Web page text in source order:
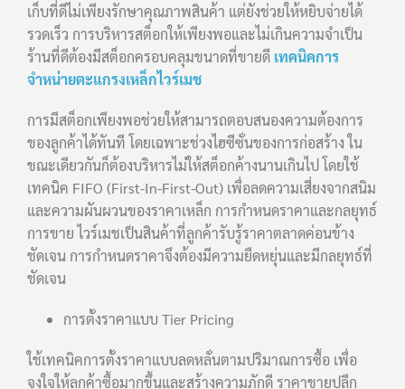
เก็บที่ดีไม่เพียงรักษาคุณภาพสินค้า แต่ยังช่วยให้หยิบจ่ายได้
รวดเร็ว การบริหารสต็อกให้เพียงพอและไม่เกินความจำเป็น
ร้านที่ดีต้องมีสต็อกครอบคลุมขนาดที่ขายดี เทคนิคการ
จำหน่ายตะแกรงเหล็กไวร์เมช
การมีสต็อกเพียงพอช่วยให้สามารถตอบสนองความต้องการ
ของลูกค้าได้ทันที โดยเฉพาะช่วงไฮซีซั่นของการก่อสร้าง ใน
ขณะเดียวกันก็ต้องบริหารไม่ให้สต็อกค้างนานเกินไป โดยใช้
เทคนิค FIFO (First-In-First-Out) เพื่อลดความเสี่ยงจากสนิม
และความผันผวนของราคาเหล็ก การกำหนดราคาและกลยุทธ์
การขาย ไวร์เมชเป็นสินค้าที่ลูกค้ารับรู้ราคาตลาดค่อนข้าง
ชัดเจน การกำหนดราคาจึงต้องมีความยืดหยุ่นและมีกลยุทธ์ที่
ชัดเจน
การตั้งราคาแบบ Tier Pricing
ใช้เทคนิคการตั้งราคาแบบลดหลั่นตามปริมาณการซื้อ เพื่อ
จูงใจให้ลูกค้าซื้อมากขึ้นและสร้างความภักดี ราคาขายปลีก